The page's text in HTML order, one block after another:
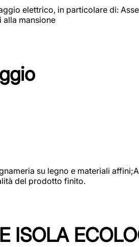
elettrico, in particolare di:
mansione
su legno e materiali
del prodotto finito.
ISOLA